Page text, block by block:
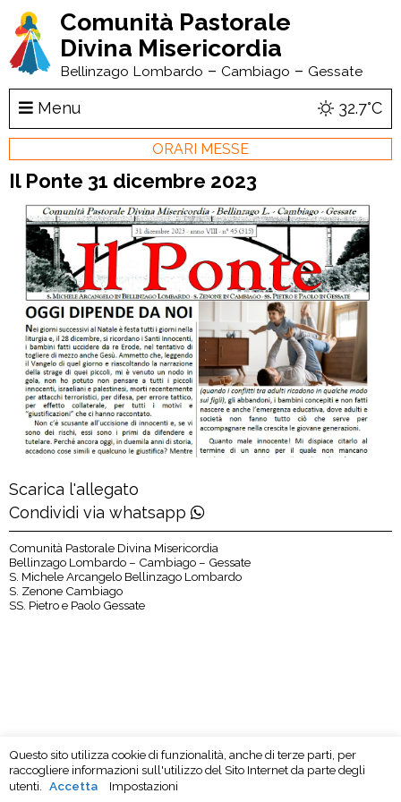
Comunità Pastorale
Divina Misericordia
Bellinzago Lombardo – Cambiago – Gessate
Menu 32.7°C
ORARI MESSE
Il Ponte 31 dicembre 2023
Scarica l'allegato
Condividi via whatsapp
Comunità Pastorale Divina Misericordia
Bellinzago Lombardo – Cambiago – Gessate
S. Michele Arcangelo Bellinzago Lombardo
S. Zenone Cambiago
SS. Pietro e Paolo Gessate
Questo sito utilizza cookie di funzionalità, anche di terze parti, per
raccogliere informazioni sull'utilizzo del Sito Internet da parte degli
utenti.
Accetta Impostazioni